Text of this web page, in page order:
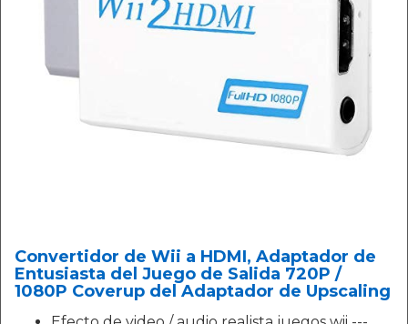
Convertidor de Wii a HDMI, Adaptador de
Entusiasta del Juego de Salida 720P /
1080P Coverup del Adaptador de Upscaling